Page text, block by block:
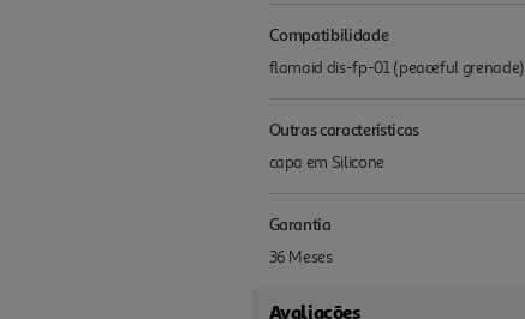
Compatibilidade
flamaid dis-fp-01 (peaceful grenade)
Outras características
capa em Silicone
Garantia
36 Meses
Avaliações